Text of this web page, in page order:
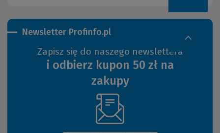
Newsletter Profinfo.pl
Zapisz się do naszego newslettera
i odbierz kupon 50 zł na
zakupy
(Nowe
okno)